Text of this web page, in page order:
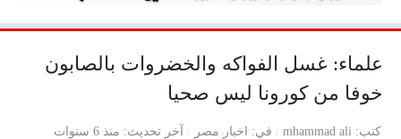
علماء: غسل الفواكه والخضروات بالصابون
خوفا من كورونا ليس صحيا
كتب mhammad ali في اخبار مصر آخر تحديث منذ 6 سنوات